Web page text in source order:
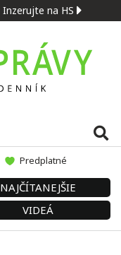
Inzerujte na HS
Predplatné
NAJČÍTANEJŠIE
VIDEÁ